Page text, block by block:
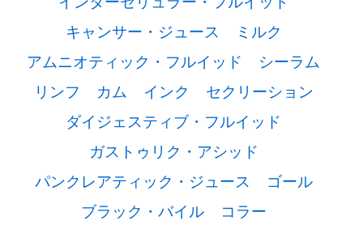
キャンサー・ジュース
ミルク
アムニオティック・フルイッド
シーラム
リンフ
カム インク
セクリーション
ダイジェスティブ・フルイッド
ガストゥリク・アシッド
パンクレアティック・ジュース
ゴール
ブラック・バイル
コラー